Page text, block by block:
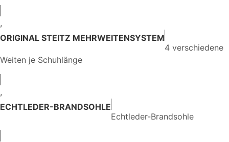
,
ORIGINAL STEITZ MEHRWEITENSYSTEM
4 verschiedene
Weiten je Schuhlänge
,
ECHTLEDER-BRANDSOHLE
Echtleder-Brandsohle